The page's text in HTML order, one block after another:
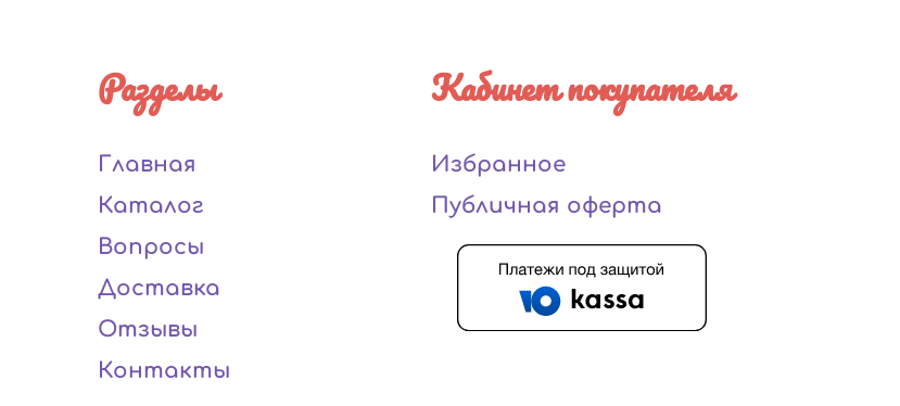
Разделы
Главная
Каталог
Вопросы
Доставка
Отзывы
Контакты
Кабинет покупателя
Избранное
Публичная оферта